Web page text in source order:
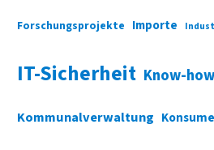
Forschungsprojekte Importe
IT-Sicherheit Know-how
Kommunalverwaltung